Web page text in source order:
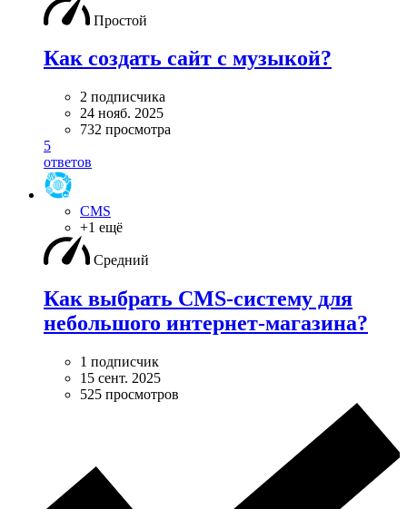
Простой
Как создать сайт с музыкой?
2 подписчика
24 нояб. 2025
732 просмотра
5
ответов
CMS
+1 ещё
Средний
Как выбрать CMS-систему для
небольшого интернет-магазина?
1 подписчик
15 сент. 2025
525 просмотров